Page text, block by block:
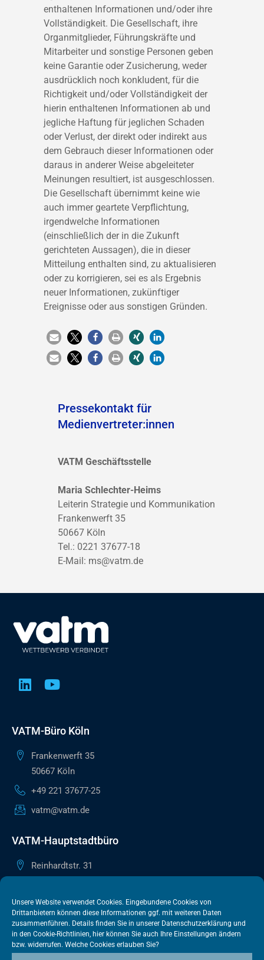
Unsere Website verwendet Cookies. Eingebundene Cookies von
Drittanbietern können diese Informationen ggf. mit weiteren Daten
zusammenführen. Details finden Sie in unserer Datenschutzerklärung und
in den Cookie-Richtlinien, hier können Sie auch Ihre Einstellungen ändern
bzw. widerrufen. Welche Cookies erlauben Sie?
enthaltenen Informationen und/oder ihre
Vollständigkeit. Die Gesellschaft, ihre
Organmitglieder, Führungskräfte und
Mitarbeiter und sonstige Personen geben
keine Garantie oder Zusicherung, weder
ausdrücklich noch konkludent, für die
Richtigkeit und/oder Vollständigkeit der
hierin enthaltenen Informationen ab und
jegliche Haftung für jeglichen Schaden
oder Verlust, der direkt oder indirekt aus
dem Gebrauch dieser Informationen oder
daraus in anderer Weise abgeleiteter
Meinungen resultiert, ist ausgeschlossen.
Die Gesellschaft übernimmt keine wie
auch immer geartete Verpflichtung,
irgendwelche Informationen
(einschließlich der in die Zukunft
gerichteten Aussagen), die in dieser
Mitteilung enthalten sind, zu aktualisieren
oder zu korrigieren, sei es als Ergebnis
neuer Informationen, zukünftiger
Ereignisse oder aus sonstigen Gründen.
Pressekontakt für
Medienvertreter:innen
VATM Geschäftsstelle
Maria Schlechter-Heims
Leiterin Strategie und Kommunikation
Frankenwerft 35
50667 Köln
Tel.: 0221 37677-18
E-Mail: ms@vatm.de
VATM-Büro Köln
Frankenwerft 35
50667 Köln
+49 221 37677-25
vatm@vatm.de
VATM-Hauptstadtbüro
Reinhardtstr. 31
+49 30 505615-38
berlin@vatm.de
VATM-Büro Brüssel